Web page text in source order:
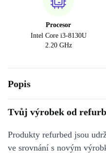
Procesor
Intel Core i3-8130U
2.20 GHz
Popis
Tvůj výrobek od
Produkty refurbed jsou
ve srovnání s novým